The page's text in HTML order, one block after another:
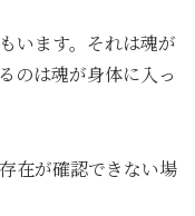
います。それは魂が
のは魂が身体に入っ
在が確認できない場